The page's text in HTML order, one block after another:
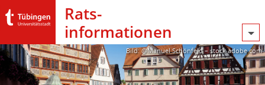
Rats­
informationen
Bild: @Manuel Schönfeld – stock.adobe.com